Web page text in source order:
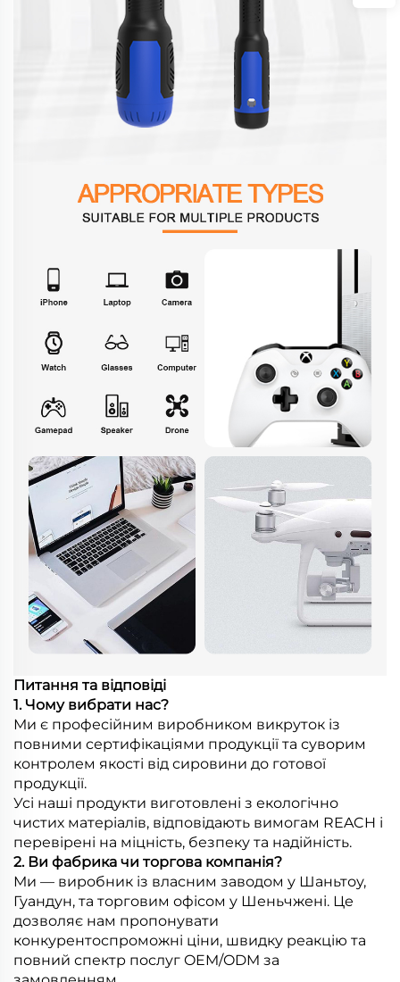
Питання та відповіді
1. Чому вибрати нас?
Ми є професійним виробником викруток із
повними сертифікаціями продукції та суворим
контролем якості від сировини до готової
продукції.
Усі наші продукти виготовлені з екологічно
чистих матеріалів, відповідають вимогам REACH і
перевірені на міцність, безпеку та надійність.
2. Ви фабрика чи торгова компанія?
Ми — виробник із власним заводом у Шаньтоу,
Гуандун, та торговим офісом у Шеньчжені. Це
дозволяє нам пропонувати
конкурентоспроможні ціни, швидку реакцію та
повний спектр послуг OEM/ODM за